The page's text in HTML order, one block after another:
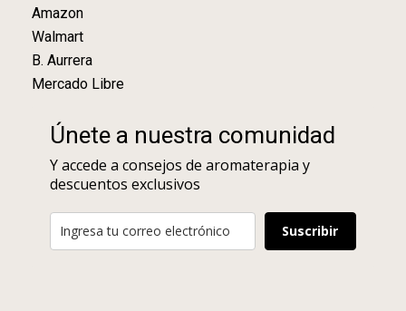
Amazon
Walmart
B. Aurrera
Mercado Libre
Únete a nuestra comunidad
Y accede a consejos de aromaterapia y
descuentos exclusivos
Suscribir